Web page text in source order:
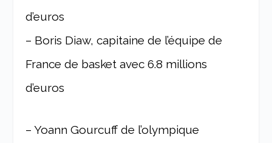
d’euros
– Boris Diaw, capitaine de l’équipe de
France de basket avec 6.8 millions
d’euros
– Yoann Gourcuff de l’olympique